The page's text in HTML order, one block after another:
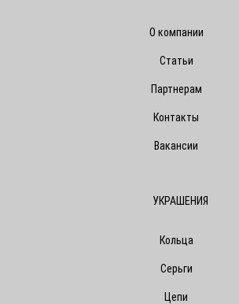
О компании
Статьи
Партнерам
Контакты
Вакансии
УКРАШЕНИЯ
Кольца
Серьги
Цепи